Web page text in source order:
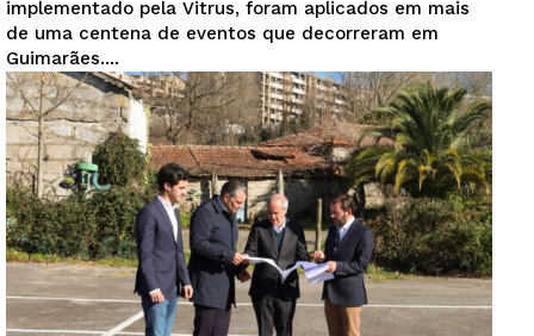
Guimarães, agora!
implementado pela Vitrus, foram aplicados em mais
de uma centena de eventos que decorreram em
Guimarães....